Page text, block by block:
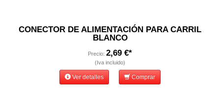
CONECTOR DE ALIMENTACIÓN PARA CARRIL
BLANCO
Precio: 2,69 €*
(Iva incluido)
Ver detalles Comprar